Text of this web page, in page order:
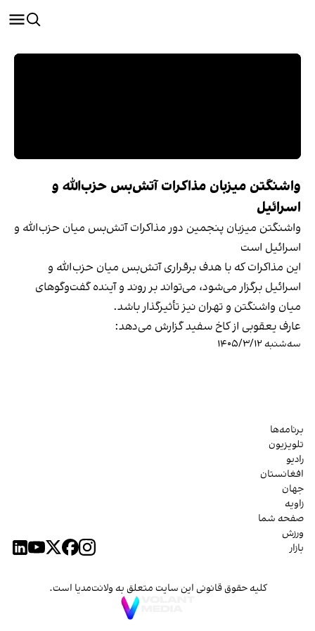
واشنگتن میزبان مذاکرات آتش‌بس حزب‌الله و
اسرائیل
واشنگتن میزبان پنجمین دور مذاکرات آتش‌بس میان حزب‌الله و
اسرائیل است
این مذاکرات که با هدف برقراری آتش‌بس میان حزب‌الله و
اسرائیل برگزار می‌شود، می‌تواند بر روند و آینده گفت‌وگوهای
میان واشنگتن و تهران نیز تأثیرگذار باشد.
عارف یعقوبی از کاخ سفید گزارش می‌دهد:
سه‌شنبه ۱۴۰۵/۳/۱۲
برنامه‌ها
تلویزیون
رادیو
افغانستان
جهان
زاویه
صفحه شما
ورزش
بازار
کلیه حقوق قانونی این سایت متعلق به ولانت‌مدیا است.